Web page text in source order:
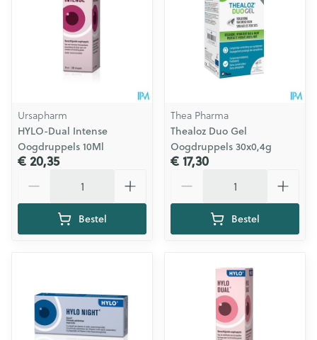
Ursapharm
HYLO-Dual Intense
Oogdruppels 10Ml
€ 20,35
Bestel
Thea Pharma
Thealoz Duo Gel
Oogdruppels 30x0,4g
€ 17,30
Bestel